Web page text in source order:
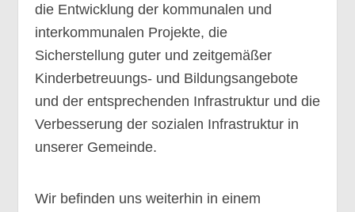
die Entwicklung der kommunalen und
interkommunalen Projekte, die
Sicherstellung guter und zeitgemäßer
Kinderbetreuungs- und Bildungsangebote
und der entsprechenden Infrastruktur und die
Verbesserung der sozialen Infrastruktur in
unserer Gemeinde.
Wir befinden uns weiterhin in einem